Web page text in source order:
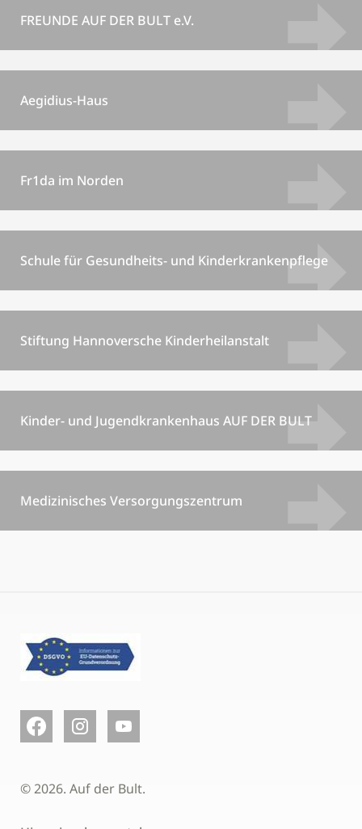
FREUNDE AUF DER BULT e.V.
Aegidius-Haus
Fr1da im Norden
Schule für Gesundheits- und Kinderkrankenpflege
Stiftung Hannoversche Kinderheilanstalt
Kinder- und Jugendkrankenhaus AUF DER BULT
Medizinisches Versorgungszentrum
© 2026. Auf der Bult.